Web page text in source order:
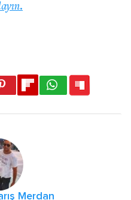
Merdan